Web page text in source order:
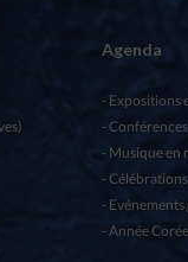
Agenda
Expositions
Conférences
Musique en
Célébrations
Année Corée